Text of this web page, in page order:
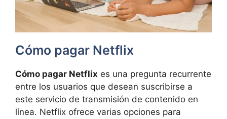
Cómo pagar Netflix
Cómo pagar Netflix es una pregunta recurrente
entre los usuarios que desean suscribirse a
este servicio de transmisión de contenido en
línea. Netflix ofrece varias opciones para